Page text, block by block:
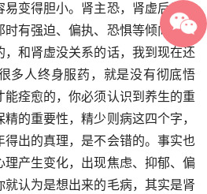
变得胆小。肾主恐，肾虚后出现
时有强迫、偏执、恐惧等倾向，如
，和肾虚没关系的话，我到现在还
多人终身服药，就是没有彻底悟
痊愈的，你必须认识到养生的重
的重要性，精少则病这四个字，
得出的真理，是不会错的。事实也
产生变化，出现焦虑、抑郁、偏
认为是想出来的毛病，其实是肾